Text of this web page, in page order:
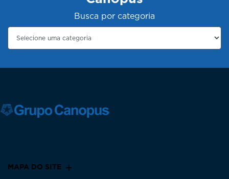
Busca por categoria
MAPA DO SITE